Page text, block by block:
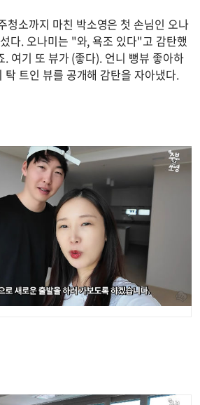
청소까지 마친 박소영은 첫 손님인 오나
다. 오나미는 "와, 욕조 있다"고 감탄했
여기 또 뷰가 (좋다). 언니 뻥뷰 좋아하
트인 뷰를 공개해 감탄을 자아냈다.